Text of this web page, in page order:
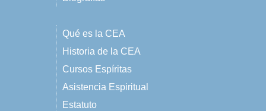
Qué es la CEA
Historia de la CEA
Cursos Espíritas
Asistencia Espiritual
Estatuto